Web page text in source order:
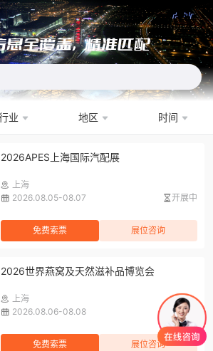
息全覆盖，精准匹配
业 地区
时间
2026APES上海国际汽配展
上海
2026.08.05-08.07
开展中
免费索票 展位咨询
2026世界燕窝及天然滋补品博览会
上海
2026.08.06-08.08
开展中
免费索票 展位咨询